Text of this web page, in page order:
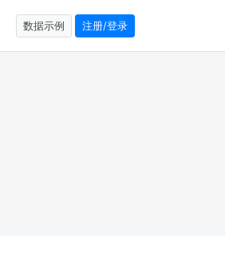
数据示例 注册/登录